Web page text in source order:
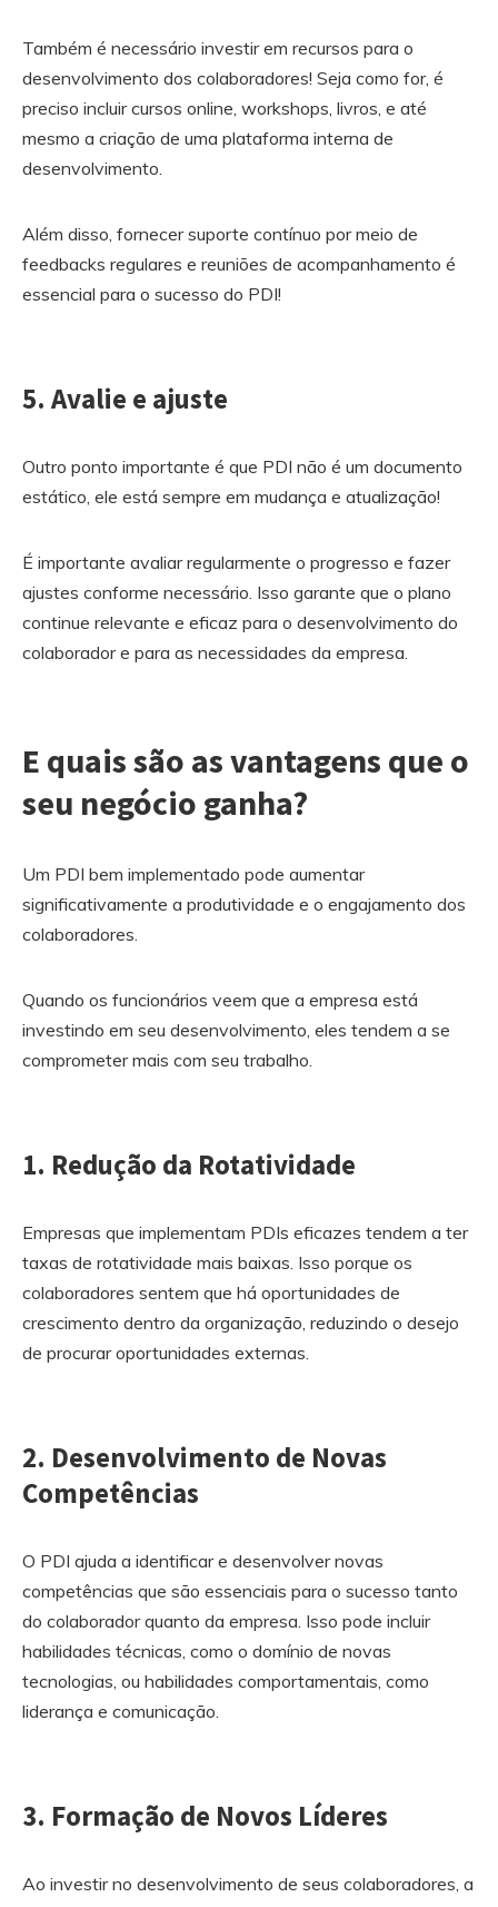
Também é necessário investir em recursos para o
desenvolvimento dos colaboradores! Seja como for, é
preciso incluir cursos online, workshops, livros, e até
mesmo a criação de uma plataforma interna de
desenvolvimento.
Além disso, fornecer suporte contínuo por meio de
feedbacks regulares e reuniões de acompanhamento é
essencial para o sucesso do PDI!
5. Avalie e ajuste
Outro ponto importante é que PDI não é um documento
estático, ele está sempre em mudança e atualização!
É importante avaliar regularmente o progresso e fazer
ajustes conforme necessário. Isso garante que o plano
continue relevante e eficaz para o desenvolvimento do
colaborador e para as necessidades da empresa.
E quais são as vantagens que o
seu negócio ganha?
Um PDI bem implementado pode aumentar
significativamente a produtividade e o engajamento dos
colaboradores.
Quando os funcionários veem que a empresa está
investindo em seu desenvolvimento, eles tendem a se
comprometer mais com seu trabalho.
1. Redução da Rotatividade
Empresas que implementam PDIs eficazes tendem a ter
taxas de rotatividade mais baixas. Isso porque os
colaboradores sentem que há oportunidades de
crescimento dentro da organização, reduzindo o desejo
de procurar oportunidades externas.
2. Desenvolvimento de Novas
Competências
O PDI ajuda a identificar e desenvolver novas
competências que são essenciais para o sucesso tanto
do colaborador quanto da empresa. Isso pode incluir
habilidades técnicas, como o domínio de novas
tecnologias, ou habilidades comportamentais, como
liderança e comunicação.
3. Formação de Novos Líderes
Ao investir no desenvolvimento de seus colaboradores, a